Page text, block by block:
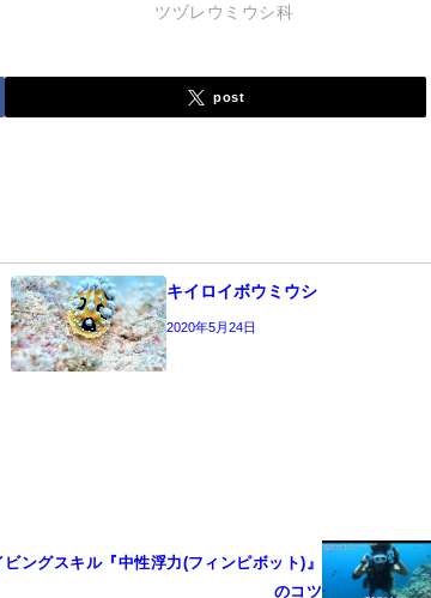
ツヅレウミウシ科
post
キイロイボウミウシ
2020年5月24日
ビングスキル『中性浮力(フィンピボット)』
のコツ